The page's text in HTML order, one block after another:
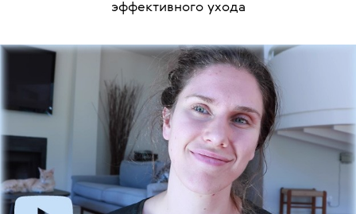
эффективного ухода